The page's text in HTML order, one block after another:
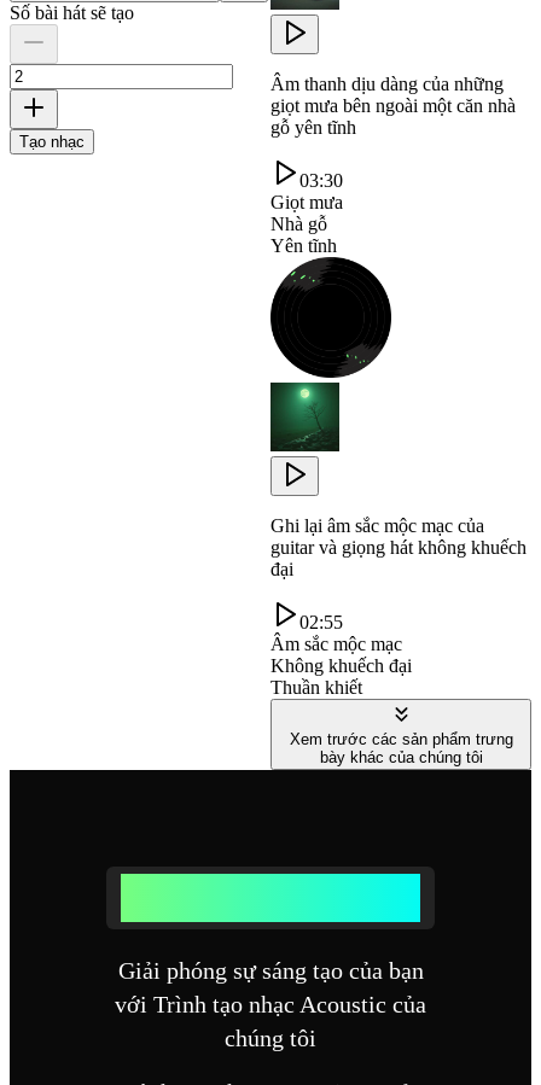
Số bài hát sẽ tạo
Tạo nhạc
Âm thanh dịu dàng của những
giọt mưa bên ngoài một căn nhà
gỗ yên tĩnh
03:30
Giọt mưa
Nhà gỗ
Yên tĩnh
Ghi lại âm sắc mộc mạc của
guitar và giọng hát không khuếch
đại
02:55
Âm sắc mộc mạc
Không khuếch đại
Thuần khiết
Xem trước các sản phẩm trưng
bày khác của chúng tôi
Giải phóng sự sáng tạo của bạn
với Trình tạo nhạc Acoustic của
chúng tôi